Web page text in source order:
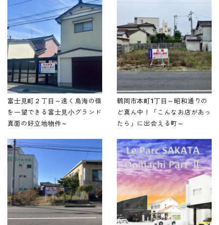
富士見町２丁目～遠く鳥海の嶺
を一望できる富士見小グランド
真面の好立地物件～
鶴岡市本町1丁目～昭和通りの
ど真ん中！「こんなお店があっ
たら」に出会える町～